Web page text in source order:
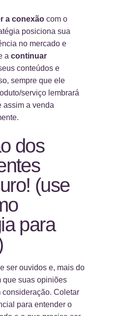
a conexão com o
posiciona sua
no mercado e
a continuar
conteúdos e
sempre que ele
serviço lembrará
assim a venda
dos
(use
para
ser ouvidos e, mais do
que suas opiniões
Coletar
para entender o